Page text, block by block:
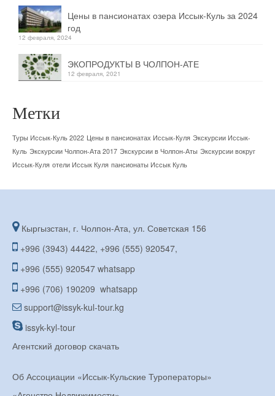
Цены в пансионатах озера Иссык-Куль за 2024
год
12 февраля, 2024
ЭКОПРОДУКТЫ В ЧОЛПОН-АТЕ
12 февраля, 2021
Метки
Туры Иссык-Куль 2022 Цены в пансионатах Иссык-Куля Экскурсии Иссык-
Куль Экскурсии Чолпон-Ата 2017 Экскурсии в Чолпон-Аты Экскурсии вокруг
Иссык-Куля отели Иссык Куля пансионаты Иссык Куль
Кыргызстан, г. Чолпон-Ата, ул. Советская 156
+996 (3943) 44422, +996 (555) 920547,
+996 (555) 920547 whatsapp
+996 (706) 190209 whatsapp
support@issyk-kul-tour.kg
issyk-kyl-tour
Агентский договор скачать
Об Ассоциации «Иссык-Кульские Туроператоры»